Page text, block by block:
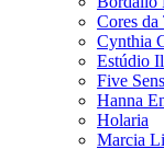
Cores da
Cynthia
Estúdio
Five
Hanna
Holaria
Marcia